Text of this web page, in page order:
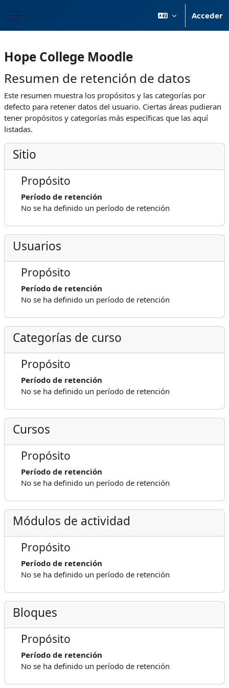
Acceder
Hope College Moodle
Resumen de retención de datos
Este resumen muestra los propósitos y las categorías por
defecto para retener datos del usuario. Ciertas áreas pudieran
tener propósitos y categorías más específicas que las aquí
listadas.
Sitio
Propósito
Período de retención
No se ha definido un período de retención
Usuarios
Propósito
Período de retención
No se ha definido un período de retención
Categorías de curso
Propósito
Período de retención
No se ha definido un período de retención
Cursos
Propósito
Período de retención
No se ha definido un período de retención
Módulos de actividad
Propósito
Período de retención
No se ha definido un período de retención
Bloques
Propósito
Período de retención
No se ha definido un período de retención